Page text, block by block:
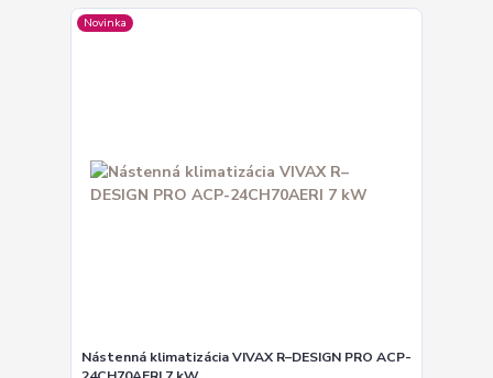
Novinka
Nástenná klimatizácia VIVAX R–DESIGN PRO ACP-